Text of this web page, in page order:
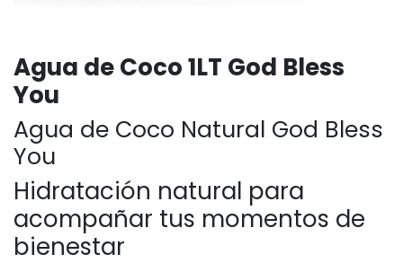
Agua de Coco 1LT God Bless
You
Agua de Coco Natural God Bless
You
Hidratación natural para
acompañar tus momentos de
bienestar